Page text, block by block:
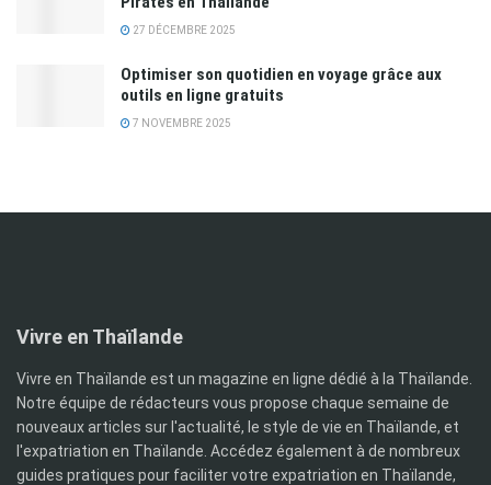
27 DÉCEMBRE 2025
Optimiser son quotidien en voyage grâce aux
outils en ligne gratuits
7 NOVEMBRE 2025
Vivre en Thaïlande
Vivre en Thaïlande est un magazine en ligne dédié à la Thaïlande.
Notre équipe de rédacteurs vous propose chaque semaine de
nouveaux articles sur l'actualité, le style de vie en Thaïlande, et
l'expatriation en Thaïlande. Accédez également à de nombreux
guides pratiques pour faciliter votre expatriation en Thaïlande,